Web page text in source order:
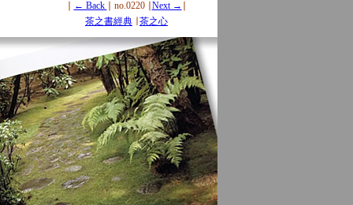
← Back ∣ no.0220 ∣ Next →
茶之書經典
茶之心